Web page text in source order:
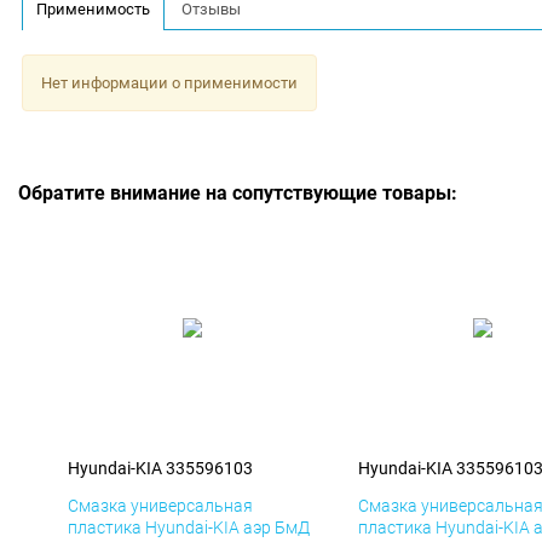
Применимость Отзывы
Нет информации о применимости
Обратите внимание на сопутствующие товары:
Hyundai-KIA 335596103
Смазка универсальная
пластика Hyundai-KIA аэр БмД
Hyundai-KIA 335596103
Смазка универсальная
пластика Hyundai-KIA